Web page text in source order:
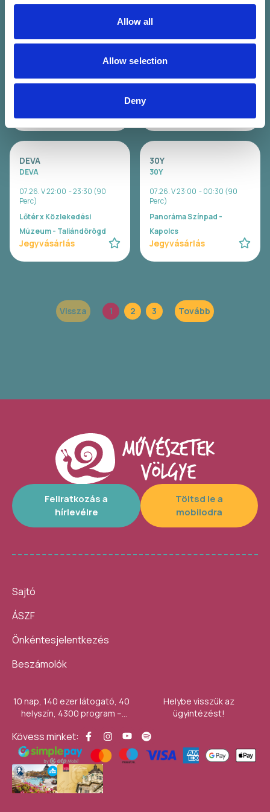
Allow all
Allow selection
Deny
Wavy
07.26. V 20:00 - 21:00 (60
Lőtér x Közlekedési
Carson Coma
07.26. V 20:30 - 22:00 (90
Panoráma Színpad -
DEVA
DEVA
07.26. V 22:00 - 23:30 (90
Perc)
Lőtér x Közlekedési
Múzeum - Taliándörögd
Jegyvásárlás
30Y
30Y
07.26. V 23:00 - 00:30 (90
Perc)
Panoráma Színpad -
Kapolcs
Jegyvásárlás
Vissza 1 2 3 Tovább
Feliratkozás a
hírlevélre
Töltsd le a
mobilodra
Sajtó
ÁSZF
Önkéntesjelentkezés
Beszámolók
10 nap, 140 ezer látogató, 40
helyszín, 4300 program –
Művészetek Völgye
Helybe visszük az
ügyintézést!
Kövess minket: